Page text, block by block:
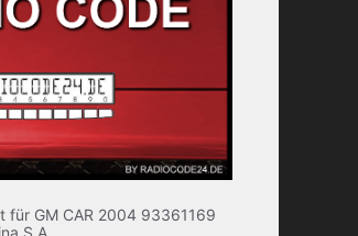
für GM CAR 2004 93361169